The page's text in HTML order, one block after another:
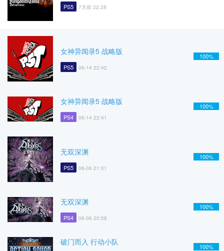
PS5 7天前 22:28
女神异闻录5 战略版
PS5 06-14 22:42
100%
女神异闻录5 战略版
PS4 06-14 22:41
100%
无双深渊
PS5 06-06 21:01
100%
无双深渊
PS4 06-06 20:58
100%
破门而入 行动小队 100%